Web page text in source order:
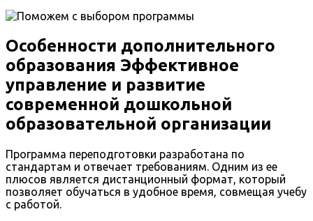
Особенности дополнительного
образования Эффективное
управление и развитие
современной дошкольной
образовательной организации
Программа переподготовки разработана по
стандартам и отвечает требованиям. Одним из ее
плюсов является дистанционный формат, который
позволяет обучаться в удобное время, совмещая учебу
с работой.